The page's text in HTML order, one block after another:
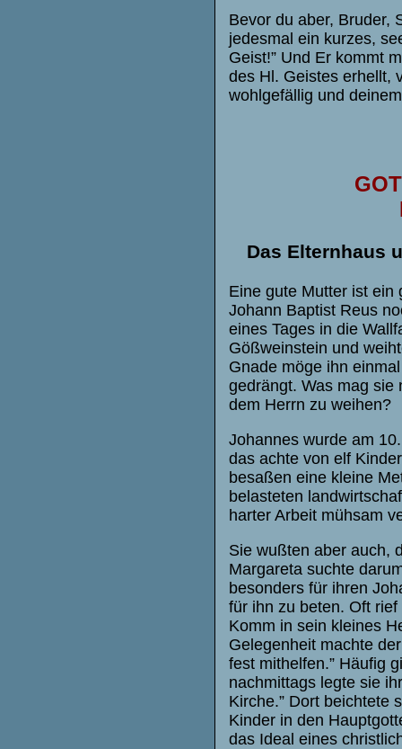
Bevor du aber, Bruder,
jedesmal ein kurzes,
Geist!” Und Er kommt
des Hl. Geistes erhellt,
wohlgefällig und
Das Elternhaus
Eine gute Mutter ist ein
Johann Baptist Reus
eines Tages in die
Gößweinstein und
Gnade möge ihn
gedrängt. Was mag sie
dem Herrn zu weihen?
Johannes wurde am
das achte von elf
besaßen eine kleine
belasteten
harter Arbeit mühsam
Sie wußten aber auch,
Margareta suchte
besonders für ihren
für ihn zu beten. Oft
Komm in sein kleines
Gelegenheit machte
fest mithelfen.” Häufig
nachmittags legte sie
Kirche.” Dort beichtete
Kinder in den
das Ideal eines